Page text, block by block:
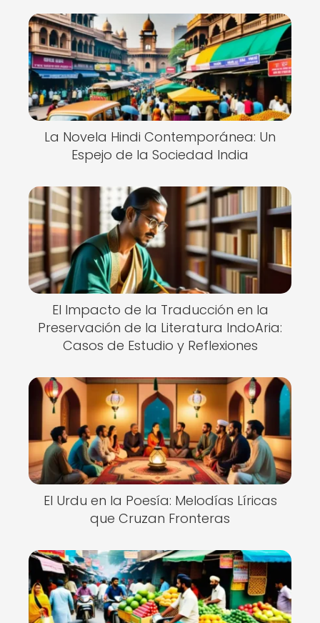
La Novela Hindi Contemporánea: Un
Espejo de la Sociedad India
El Impacto de la Traducción en la
Preservación de la Literatura IndoAria:
Casos de Estudio y Reflexiones
El Urdu en la Poesía: Melodías Líricas
que Cruzan Fronteras